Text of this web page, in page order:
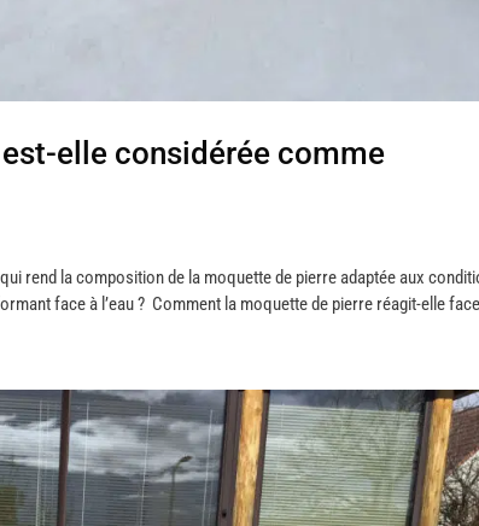
elle considérée comme
rend la composition de la moquette de pierre adaptée aux
face à l’eau ? Comment la moquette de pierre réagit-elle